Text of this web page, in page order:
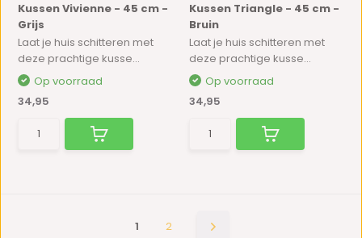
Kussen Vivienne - 45 cm -
Grijs
Laat je huis schitteren met
deze prachtige kusse...
Op voorraad
34,95
Kussen Triangle - 45 cm -
Bruin
Laat je huis schitteren met
deze prachtige kusse...
Op voorraad
34,95
1 2